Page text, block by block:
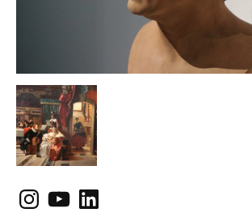
Instagram
YouTubeLinkedIn